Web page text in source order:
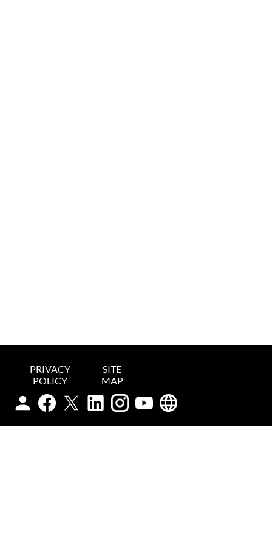
PRIVACY
POLICY
SITE
MAP